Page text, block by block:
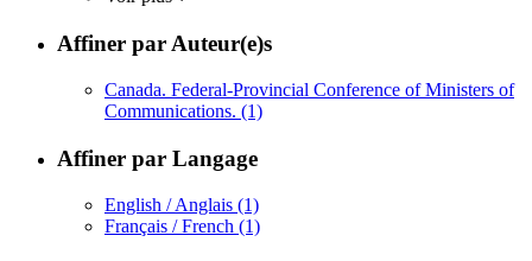
Affiner par Auteur(e)s
Canada. Federal-Provincial Conference of Ministers of
Communications. (1)
Affiner par Langage
English / Anglais (1)
Français / French (1)